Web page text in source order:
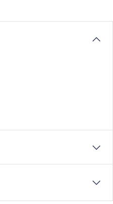
built for the in-between—